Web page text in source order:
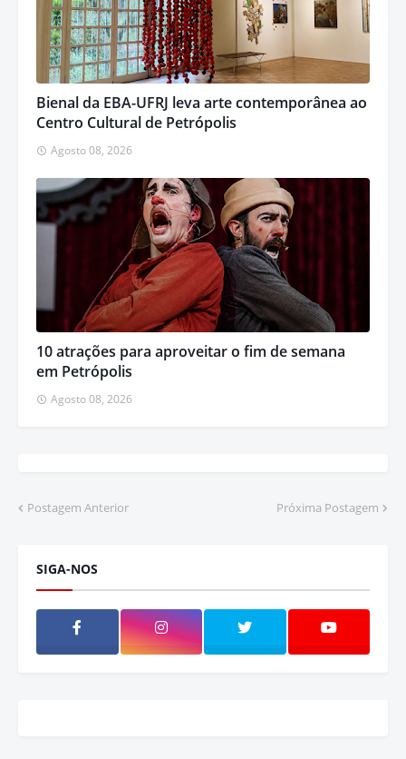
Bienal da EBA-UFRJ leva arte contemporânea ao
Centro Cultural de Petrópolis
Agosto 08, 2026
10 atrações para aproveitar o fim de semana
em Petrópolis
Agosto 08, 2026
Postagem Anterior Próxima Postagem
SIGA-NOS